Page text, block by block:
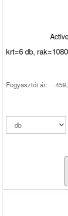
krt=6 db,
Fogyasztói ár: